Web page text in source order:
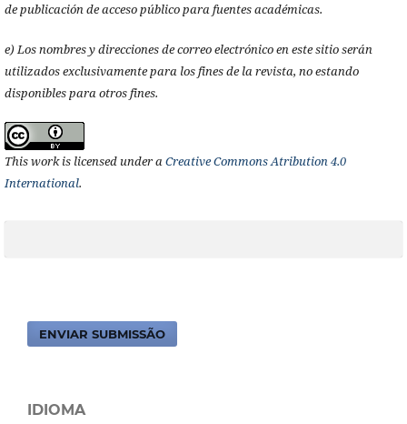
de publicación de acceso público para fuentes académicas.
e) Los nombres y direcciones de correo electrónico en este sitio serán
utilizados exclusivamente para los fines de la revista, no estando
disponibles para otros fines.
This work is licensed under aCreative Commons Atribution 4.0
International.
ENVIAR SUBMISSÃO
IDIOMA